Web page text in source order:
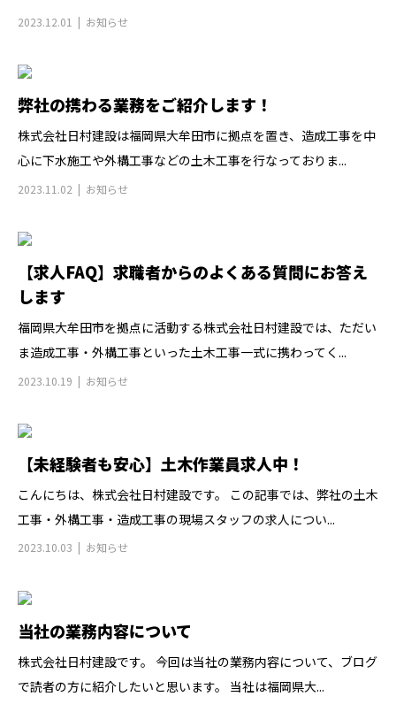
2023.12.01 お知らせ
弊社の携わる業務をご紹介します！
株式会社日村建設は福岡県大牟田市に拠点を置き、造成工事を中
心に下水施工や外構工事などの土木工事を行なっておりま...
2023.11.02 お知らせ
【求人FAQ】求職者からのよくある質問にお答え
します
福岡県大牟田市を拠点に活動する株式会社日村建設では、ただい
ま造成工事・外構工事といった土木工事一式に携わってく...
2023.10.19 お知らせ
【未経験者も安心】土木作業員求人中！
こんにちは、株式会社日村建設です。 この記事では、弊社の土木
工事・外構工事・造成工事の現場スタッフの求人につい...
2023.10.03 お知らせ
当社の業務内容について
株式会社日村建設です。 今回は当社の業務内容について、ブログ
で読者の方に紹介したいと思います。 当社は福岡県大...